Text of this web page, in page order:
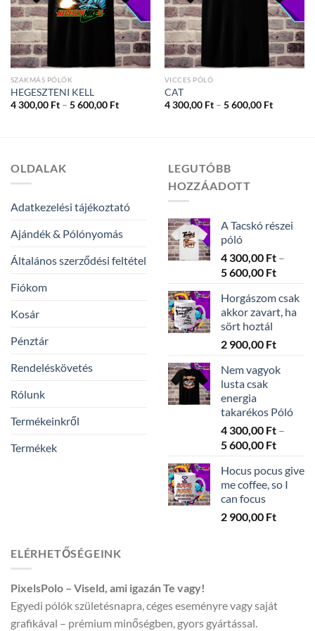
SZAKMÁS PÓLÓK
HEGESZTENI KELL
4 300,00 Ft – 5 600,00 FtÁrtartomány:
VICCES PÓLÓ
CAT
4 300,00 Ft – 5 600,00 Ft
OLDALAK
Adatkezelési tájékoztató
Ajándék & Pólónyomás
Általános szerződési feltétel
Fiókom
Kosár
Pénztár
Rendeléskövetés
Rólunk
Termékeinkről
Termékek
LEGUTÓBB
HOZZÁADOTT
A Tacskó részei
póló
4 300,00 Ft –
5 600,00 Ft
300,00
-
600,00
Horgászom csak
akkor zavart, ha
sört hoztál
2 900,00 Ft
Nem vagyok
lusta csak
energia
takarékos Póló
4 300,00 Ft –
5 600,00 Ft
300,00
-
600,00
Hocus pocus give
me coffee, so I
can focus
2 900,00 Ft
ELÉRHETŐSÉGEINK
PixelsPolo – Viseld, ami igazán Te vagy!
Egyedi pólók születésnapra, céges eseményre vagy saját
grafikával – prémium minőségben, gyors gyártással.